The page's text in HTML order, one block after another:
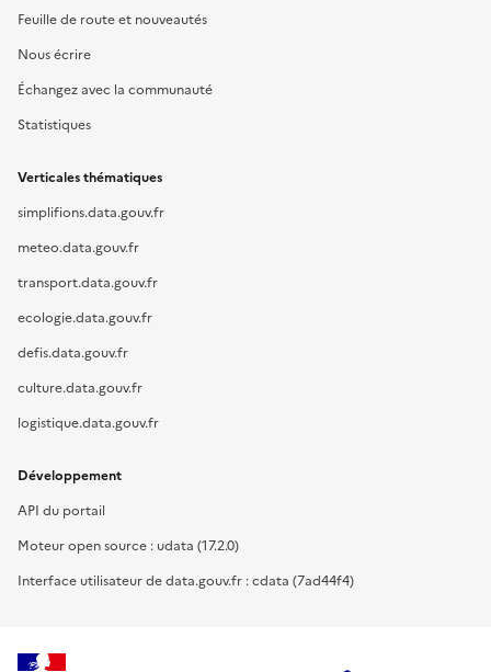
Feuille de route et nouveautés
Nous écrire
Échangez avec la communauté
Statistiques
Verticales thématiques
simplifions.data.gouv.fr
meteo.data.gouv.fr
transport.data.gouv.fr
ecologie.data.gouv.fr
defis.data.gouv.fr
culture.data.gouv.fr
logistique.data.gouv.fr
Développement
API du portail
Moteur open source : udata (17.2.0)
Interface utilisateur de data.gouv.fr : cdata (7ad44f4)